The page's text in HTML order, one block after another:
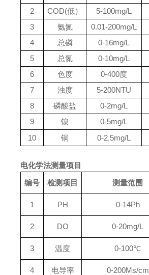
2
COD(低） 5-100mg/L
3
氨氮 0.01-200mg/L
4
总磷 0-16mg/L
5
总氮 0-10mg/L
6
色度 0-400度
7
浊度 5-200NTU
8
磷酸盐 0-2mg/L
9
镍 0-5mg/L
10
铜 0-2.5mg/L
电化学法测量项目
编号
检测项目 测量范围
1 PH 0-14Ph
2 DO 0-20mg/L
3 温度 0-100℃
4 电导率 0-200Ms/cm